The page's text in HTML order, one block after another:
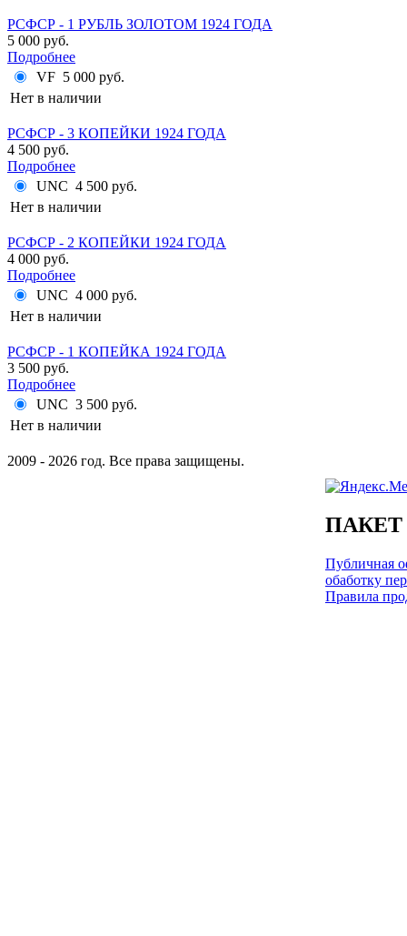
РСФСР - 1 РУБЛЬ ЗОЛОТОМ 1924 ГОДА
5 000 руб.
Подробнее
VF 5 000 руб.
Нет в наличии
РСФСР - 3 КОПЕЙКИ 1924 ГОДА
4 500 руб.
Подробнее
UNC 4 500 руб.
Нет в наличии
РСФСР - 2 КОПЕЙКИ 1924 ГОДА
4 000 руб.
Подробнее
UNC 4 000 руб.
Нет в наличии
РСФСР - 1 КОПЕЙКА 1924 ГОДА
3 500 руб.
Подробнее
UNC 3 500 руб.
Нет в наличии
2009 - 2026 год. Все права защищены.
Публичная
обаботку
Правила